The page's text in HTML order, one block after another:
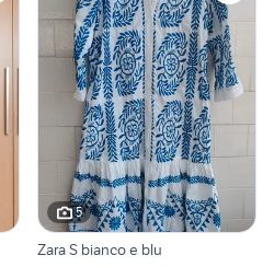
5
Zara S bianco e blu